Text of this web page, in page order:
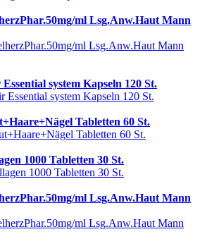
ml Lsg.Anw.Haut Mann
system Kapseln 120 St.
Tabletten 60 St.
1000 Tabletten 30 St.
ml Lsg.Anw.Haut Mann